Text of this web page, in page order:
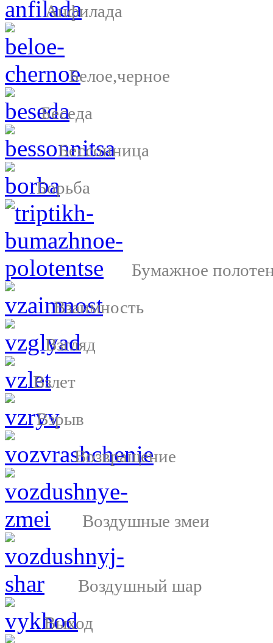
Анфилада
Белое,черное
Беседа
Бессонница
Борьба
Бумажное
Взаимность
Взгляд
Взлет
Взрыв
Возвращение
Воздушные змеи
Воздушный шар
Выход